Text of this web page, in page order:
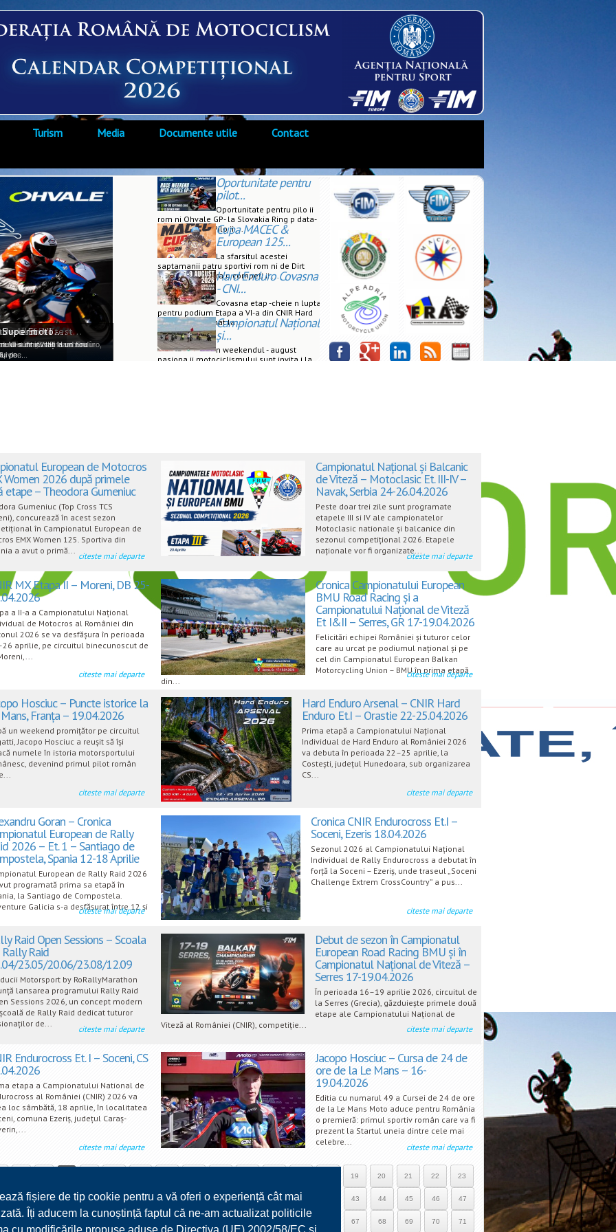
fișiere de tip cookie pentru a vă oferi o experiență cât mai
Îți aducem la cunoștință faptul că ne-am actualizat politicile
Turism Media Documente utile Contact
Oportunitate pentru
pilot...
Oportunitate pentru pilo ii
rom ni Ohvale GP- la Slovakia Ring p data-
start data-end Pilo ii ...Cupa MACEC &
European 125...
La sfarsitul acestei
saptamanii patru sportivi rom ni de Dirt
Track vor concura n competi ii ...
Hard Enduro Covasna
- CNI...
Covasna etap -cheie n lupta
pentru podium Etapa a VI-a din CNIR Hard
Enduro programat la ...Campionatul Național
și...
n weekendul - august
pasiona ii motociclismului sunt invita i la
GP-7...
Ring
- Ultimul test...
Dirt Track vor concura în
Et. VI -...
VI-a din CNIR Hard Enduro,
vine...
sunt invitați la un nou
pe...
European de Motocros
Women 2026 după primele
etape – Theodora Gumeniuc
Gumeniuc (Top Cross TCS
concurează în acest sezon
în Campionatul European de
EMX Women 125. Sportiva din
a avut o primă...
citeste mai departe
Campionatul Național și Balcanic
de Viteză – Motoclasic Et. III-IV –
Navak, Serbia 24-26.04.2026
Peste doar trei zile sunt programate
etapele III si IV ale campionatelor
Motoclasic nationale și balcanice din
sezonul competițional 2026. Etapele
naționale vor fi organizate...
citeste mai departe
MX Etapa II – Moreni, DB 25-
a II-a a Campionatului Național
de Motocros al României din
2026 se va desfășura în perioada
aprilie, pe circuitul binecunoscut de
citeste mai departe
Cronica Campionatului European
BMU Road Racing și a
Campionatului Național de Viteză
Et I&II – Serres, GR 17-19.04.2026
Felicitări echipei României și tuturor celor
care au urcat pe podiumul național și pe
cel din Campionatul European Balkan
Motorcycling Union – BMU în prima etapă
din...
citeste mai departe
Hosciuc – Puncte istorice la
Franța – 19.04.2026
un weekend promițător pe circuitul
Jacopo Hosciuc a reușit să își
numele în istoria motorsportului
devenind primul pilot român
citeste mai departe
Hard Enduro Arsenal – CNIR Hard
Enduro Et.I – Orastie 22-25.04.2026
Prima etapă a Campionatului Național
Individual de Hard Enduro al României 2026
va debuta în perioada 22–25 aprilie, la
Costești, județul Hunedoara, sub organizarea
CS...
citeste mai departe
Goran – Cronica
European de Rally
2026 – Et. 1 – Santiago de
Spania 12-18 Aprilie
European de Rally Raid 2026
programată prima sa etapă în
la Santiago de Compostela.
Galicia s-a desfășurat între 12 și
citeste mai departe
Cronica CNIR Endurocross Et.I –
Soceni, Ezeris 18.04.2026
Sezonul 2026 al Campionatului Național
Individual de Rally Endurocross a debutat în
forță la Soceni – Ezeriș, unde traseul „Soceni
Challenge Extrem CrossCountry” a pus...
citeste mai departe
Raid Open Sessions – Scoala
Raid
23.05/20.06/23.08/12.09
Motorsport by RoRallyMarathon
lansarea programului Rally Raid
Sessions 2026, un concept modern
de Rally Raid dedicat tuturor
de...
citeste mai departe
Debut de sezon în Campionatul
European Road Racing BMU și în
Campionatul Național de Viteză –
Serres 17-19.04.2026
În perioada 16–19 aprilie 2026, circuitul de
la Serres (Grecia), găzduiește primele două
etape ale Campionatului Național de
Viteză al României (CNIR), competiție...
citeste mai departe
Endurocross Et. I – Soceni, CS
etapa a Campionatului National de
al României (CNIR) 2026 va
loc sâmbătă, 18 aprilie, în localitatea
comuna Ezeriș, județul Caraș-
citeste mai departe
Jacopo Hosciuc – Cursa de 24 de
ore de la Le Mans – 16-
19.04.2026
Editia cu numarul 49 a Cursei de 24 de ore
de la Le Mans Moto aduce pentru România
o premieră: primul sportiv român care va fi
prezent la Startul uneia dintre cele mai
celebre...
citeste mai departe
19 20 21 22 23
30 31 32 33 34 35 36 37 38 39 40 41 43 44 45 46 47
55 58 64 67 68 69 70 71